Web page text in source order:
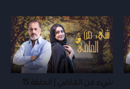
شيء من الماضي | الحلقة 15